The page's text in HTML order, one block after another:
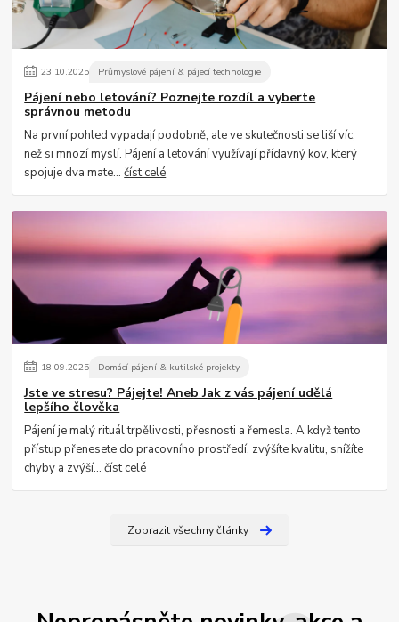
23.10.2025 Průmyslové pájení & pájecí technologie
Pájení nebo letování? Poznejte rozdíl a vyberte
správnou metodu
Na první pohled vypadají podobně, ale ve skutečnosti se liší víc,
než si mnozí myslí. Pájení a letování využívají přídavný kov, který
spojuje dva mate...číst celé
18.09.2025 Domácí pájení & kutilské projekty
Jste ve stresu? Pájejte! Aneb Jak z vás pájení udělá
lepšího člověka
Pájení je malý rituál trpělivosti, přesnosti a řemesla. A když tento
přístup přenesete do pracovního prostředí, zvýšíte kvalitu, snížíte
chyby a zvýší...číst celé
Zobrazit všechny články